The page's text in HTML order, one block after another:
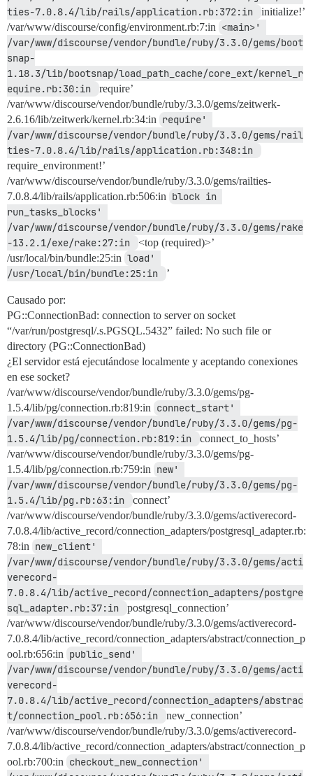
ties-7.0.8.4/lib/rails/application.rb:372:in
initialize!’
/var/www/discourse/config/environment.rb:7:in <main>'
/var/www/discourse/vendor/bundle/ruby/3.3.0/gems/boot
snap-
1.18.3/lib/bootsnap/load_path_cache/core_ext/kernel_r
equire.rb:30:in
require’
/var/www/discourse/vendor/bundle/ruby/3.3.0/gems/zeitwerk-
2.6.16/lib/zeitwerk/kernel.rb:34:in require'
/var/www/discourse/vendor/bundle/ruby/3.3.0/gems/rail
require_environment!’
/var/www/discourse/vendor/bundle/ruby/3.3.0/gems/railties-
7.0.8.4/lib/rails/application.rb:506:in block in
run_tasks_blocks'
/var/www/discourse/vendor/bundle/ruby/3.3.0/gems/rake
-13.2.1/exe/rake:27:in
<top (required)>’
/usr/local/bin/bundle:25:in load'
/usr/local/bin/bundle:25:in
’
Causado por:
PG::ConnectionBad: connection to server on socket
“/var/run/postgresql/.s.PGSQL.5432” failed: No such file or
directory (PG::ConnectionBad)
¿El servidor está ejecutándose localmente y aceptando conexiones
en ese socket?
/var/www/discourse/vendor/bundle/ruby/3.3.0/gems/pg-
1.5.4/lib/pg/connection.rb:819:in connect_start'
/var/www/discourse/vendor/bundle/ruby/3.3.0/gems/pg-
1.5.4/lib/pg/connection.rb:819:in
connect_to_hosts’
/var/www/discourse/vendor/bundle/ruby/3.3.0/gems/pg-
1.5.4/lib/pg/connection.rb:759:in new'
/var/www/discourse/vendor/bundle/ruby/3.3.0/gems/pg-
1.5.4/lib/pg.rb:63:in
connect’
/var/www/discourse/vendor/bundle/ruby/3.3.0/gems/activerecord-
7.0.8.4/lib/active_record/connection_adapters/postgresql_adapter.rb:
78:in new_client'
/var/www/discourse/vendor/bundle/ruby/3.3.0/gems/acti
verecord-
7.0.8.4/lib/active_record/connection_adapters/postgre
sql_adapter.rb:37:in
postgresql_connection’
/var/www/discourse/vendor/bundle/ruby/3.3.0/gems/activerecord-
7.0.8.4/lib/active_record/connection_adapters/abstract/connection_p
ool.rb:656:in public_send'
/var/www/discourse/vendor/bundle/ruby/3.3.0/gems/acti
verecord-
7.0.8.4/lib/active_record/connection_adapters/abstrac
t/connection_pool.rb:656:in
new_connection’
/var/www/discourse/vendor/bundle/ruby/3.3.0/gems/activerecord-
7.0.8.4/lib/active_record/connection_adapters/abstract/connection_p
ool.rb:700:in checkout_new_connection'